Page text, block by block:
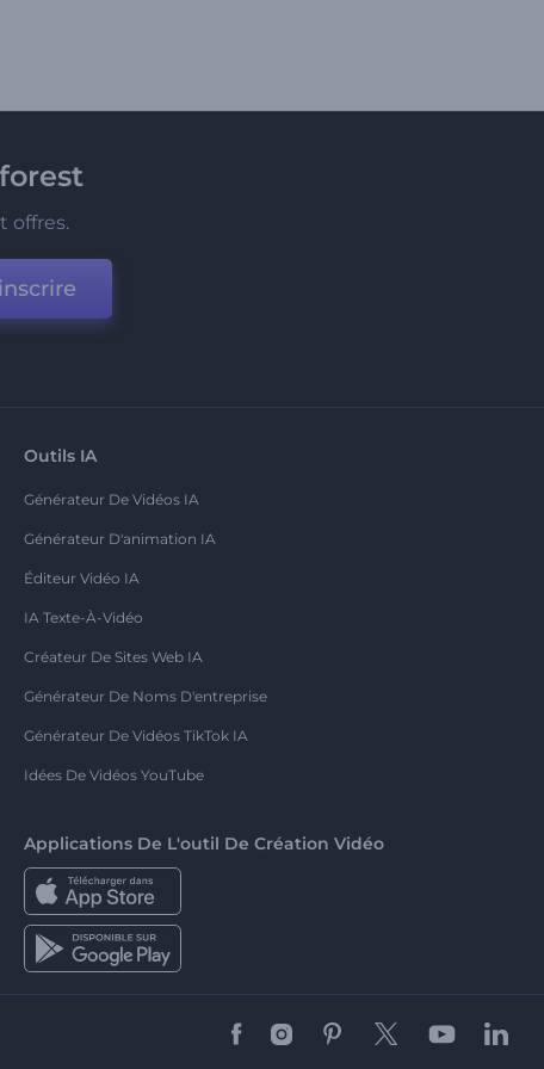
offres.
Outils IA
Générateur De Vidéos IA
Générateur D'animation IA
Éditeur Vidéo IA
IA Texte-À-Vidéo
Créateur De Sites Web IA
Générateur De Noms D'entreprise
Générateur De Vidéos TikTok IA
Idées De Vidéos YouTube
Applications De L'outil De Création Vidéo